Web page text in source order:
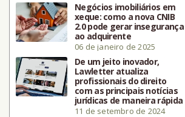
Negócios imobiliários em
xeque: como a nova CNIB
2.0 pode gerar insegurança
ao adquirente
06 de janeiro de 2025
De um jeito inovador,
Lawletter atualiza
profissionais do direito
com as principais notícias
jurídicas de maneira rápida
11 de setembro de 2024